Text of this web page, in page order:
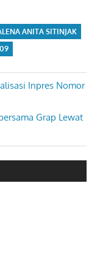
ANITA SITINJAK
Inpres Nomor
Grap Lewat